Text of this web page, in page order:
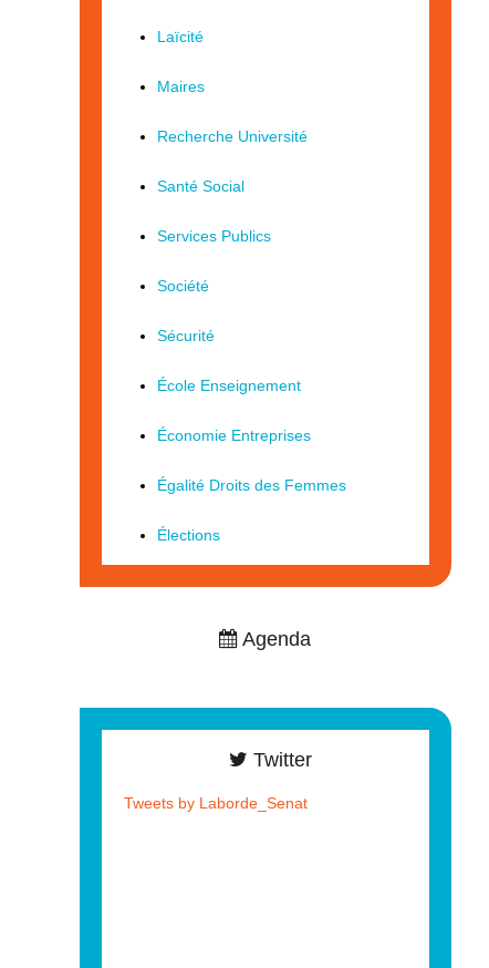
Laïcité
Maires
Recherche Université
Santé Social
Services Publics
Société
Sécurité
École Enseignement
Économie Entreprises
Égalité Droits des Femmes
Élections
Agenda
Twitter
Tweets by Laborde_Senat